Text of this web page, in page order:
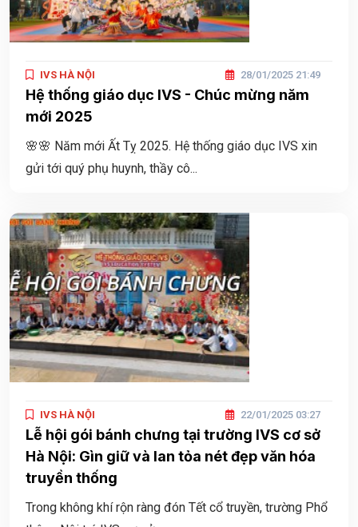
IVS HÀ NỘI 28/01/2025 21:49
Hệ thống giáo dục IVS - Chúc mừng năm
mới 2025
🌸🌸 Năm mới Ất Tỵ 2025. Hệ thống giáo dục IVS xin
gửi tới quý phụ huynh, thầy cô...
IVS HÀ NỘI 22/01/2025 03:27
Lễ hội gói bánh chưng tại trường IVS cơ sở
Hà Nội: Gìn giữ và lan tỏa nét đẹp văn hóa
truyền thống
Trong không khí rộn ràng đón Tết cổ truyền, trường Phổ